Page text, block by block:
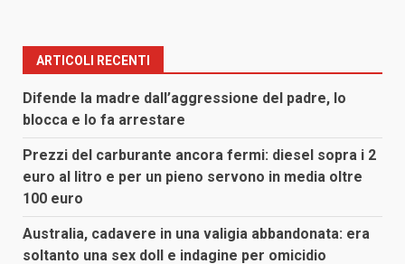
ARTICOLI RECENTI
Difende la madre dall’aggressione del padre, lo
blocca e lo fa arrestare
Prezzi del carburante ancora fermi: diesel sopra i 2
euro al litro e per un pieno servono in media oltre
100 euro
Australia, cadavere in una valigia abbandonata: era
soltanto una sex doll e indagine per omicidio